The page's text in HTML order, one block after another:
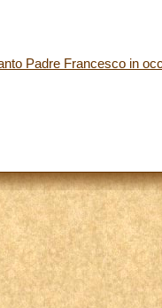
Padre Francesco in